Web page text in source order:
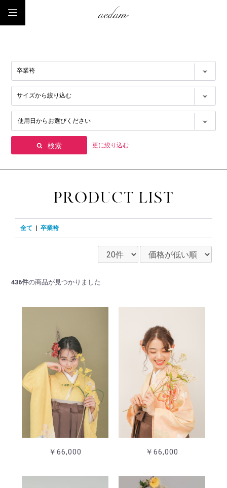
検索 更に絞り込む
全て 卒業袴
436件の商品が見つかりました
￥66,000 ￥66,000